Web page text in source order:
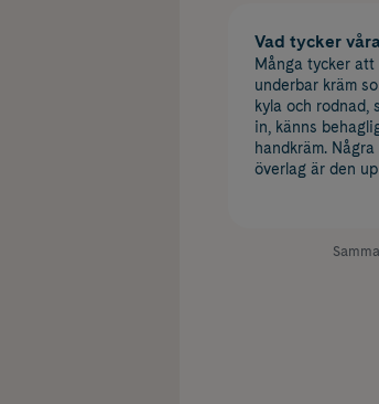
Vad tycker
Många tycker att
underbar kräm
kyla och rodnad,
in, känns
handkräm.
överlag är den